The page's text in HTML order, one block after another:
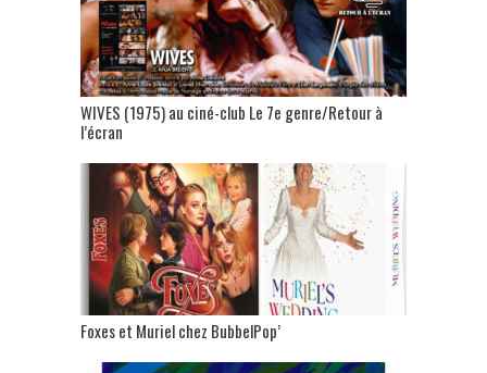
WIVES (1975) au ciné-club Le 7e genre/Retour à
l’écran
Foxes et Muriel chez BubbelPop’